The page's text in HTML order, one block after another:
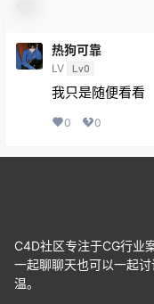
热狗可靠
LV Lv0
我只是随便看看
0 0
C4D社区专注于CG行业
一起聊聊天也可以一起
温。